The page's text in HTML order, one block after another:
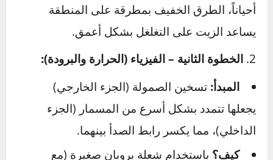
Penetrant أو PB B’laster. هذه ليست مجرد
زيوت تشحيم، بل هي مواد كيميائية مصممة
خصيصاً للتغلغل في أصغر الشقوق وتكسير
الصدأ.
كيف؟رش كمية وفيرة على المسمار أو
الصمولة العالقة.نصيحة المحترفين:لا تكن
عجولاً. امنحه وقتاً ليعمل، من 15 دقيقة إلى عدة